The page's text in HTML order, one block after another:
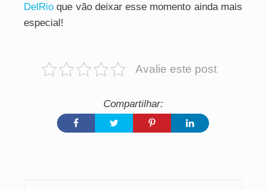
DelRio que vão deixar esse momento ainda mais
especial!
Avalie este post